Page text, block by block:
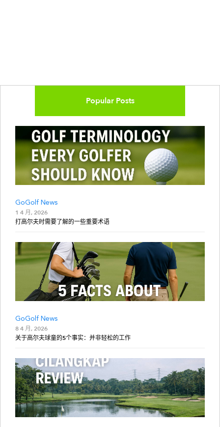
Popular Posts
GoGolf News
1 4 月, 2026
打高尔夫时需要了解的一些重要术语
GoGolf News
8 4 月, 2026
关于高尔夫球童的5个事实：并非轻松的工作